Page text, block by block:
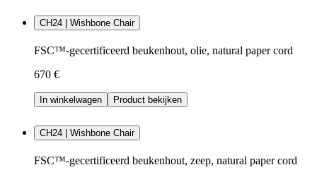
CH24 | Wishbone Chair
FSC™-gecertificeerd beukenhout, olie, natural paper cord
670 €
In winkelwagen Product bekijken
CH24 | Wishbone Chair
FSC™-gecertificeerd beukenhout, zeep, natural paper cord